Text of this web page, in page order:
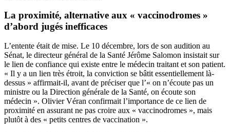
La proximité, alternative aux « vaccinodromes »
d’abord jugés inefficaces
L’entente était de mise. Le 10 décembre, lors de son audition au
Sénat, le directeur général de la Santé Jérôme Salomon insistait sur
le lien de confiance qui existe entre le médecin traitant et son patient.
« Il y a un lien très étroit, la conviction se bâtit essentiellement là-
dessus » affirmait-il, avant de préciser que l’« on n’écoute pas un
ministre ou la Direction générale de la Santé, on écoute son
médecin ». Olivier Véran confirmait l’importance de ce lien de
proximité en assurant ne pas croire aux « vaccinodromes », mais
plutôt à des « petits centres de vaccination ».